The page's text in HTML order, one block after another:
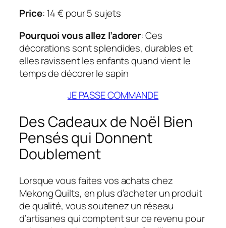
Price: 14 € pour 5 sujets
Pourquoi vous allez l’adorer: Ces
décorations sont splendides, durables et
elles ravissent les enfants quand vient le
temps de décorer le sapin
JE PASSE COMMANDE
Des Cadeaux de Noël Bien
Pensés qui Donnent
Doublement
Lorsque vous faites vos achats chez
Mekong Quilts, en plus d’acheter un produit
de qualité, vous soutenez un réseau
d’artisanes qui comptent sur ce revenu pour